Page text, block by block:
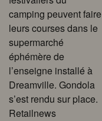
camping peuvent faire
leurs courses dans le
supermarché
éphémère de
l’enseigne installé à
Dreamville. Gondola
s’est rendu sur place.
Retailnews